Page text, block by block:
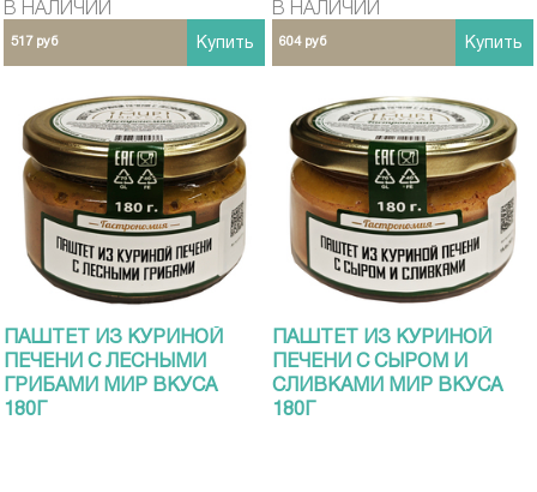
В НАЛИЧИИ
517 руб Купить
В НАЛИЧИИ
604 руб Купить
ПАШТЕТ ИЗ КУРИНОЙ
ПЕЧЕНИ С ЛЕСНЫМИ
ГРИБАМИ МИР ВКУСА
180Г
ПАШТЕТ ИЗ КУРИНОЙ
ПЕЧЕНИ С СЫРОМ И
СЛИВКАМИ МИР ВКУСА
180Г